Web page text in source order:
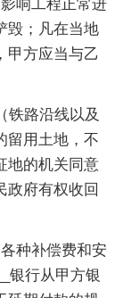
响工程正常进
毁；凡在当地
甲方应当与乙
路沿线以及
留用土地，不
地的机关同意
政府有权收回
种补偿费和安
银行从甲方银